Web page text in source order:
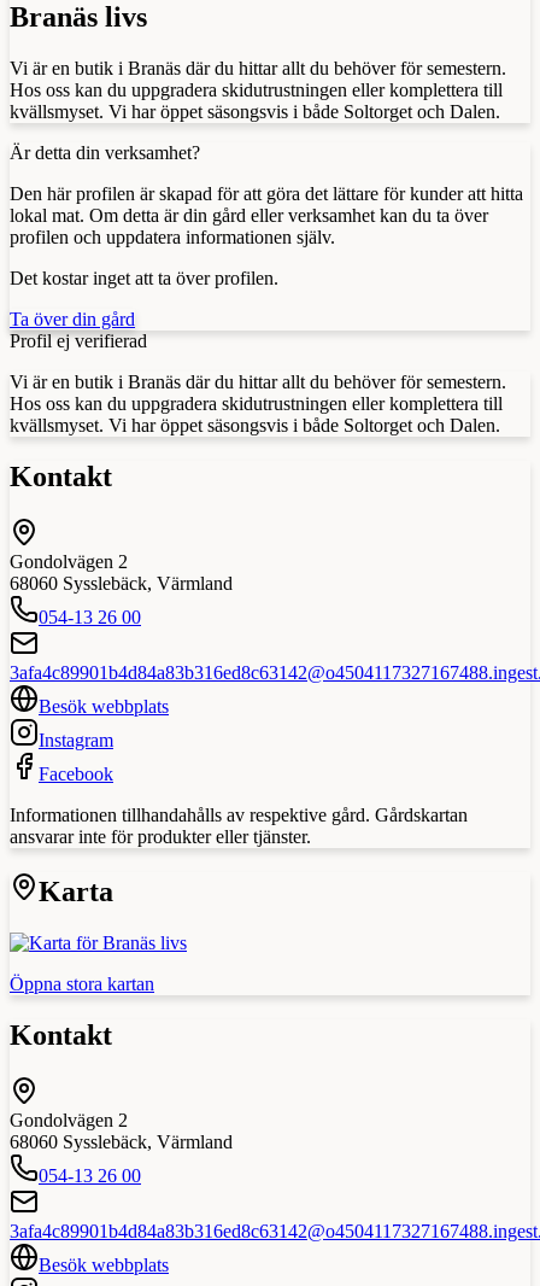
Branäs livs
Vi är en butik i Branäs där du hittar allt du behöver för semestern.
Hos oss kan du uppgradera skidutrustningen eller komplettera till
kvällsmyset. Vi har öppet säsongsvis i både Soltorget och Dalen.
Är detta din verksamhet?
Den här profilen är skapad för att göra det lättare för kunder att hitta
lokal mat. Om detta är din gård eller verksamhet kan du ta över
profilen och uppdatera informationen själv.
Det kostar inget att ta över profilen.
Ta över din gård
Profil ej verifierad
Vi är en butik i Branäs där du hittar allt du behöver för semestern.
Hos oss kan du uppgradera skidutrustningen eller komplettera till
kvällsmyset. Vi har öppet säsongsvis i både Soltorget och Dalen.
Kontakt
Gondolvägen 2
68060 Sysslebäck, Värmland
054-13 26 00
Besök webbplats
Instagram
Facebook
Informationen tillhandahålls av respektive gård. Gårdskartan
ansvarar inte för produkter eller tjänster.
Karta
Öppna stora kartan
Kontakt
Gondolvägen 2
68060 Sysslebäck, Värmland
054-13 26 00
Besök webbplats